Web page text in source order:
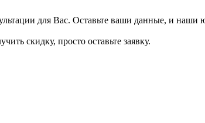
для Вас. Оставьте ваши данные, и наши
скидку, просто оставьте заявку.